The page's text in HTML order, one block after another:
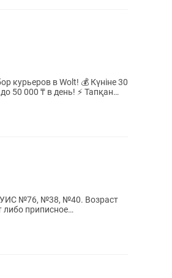
в Wolt! 💰 Күніне 30
₸ в день! ⚡ Тапқан
УИС №76, №38, №40. Возраст
либо приписное